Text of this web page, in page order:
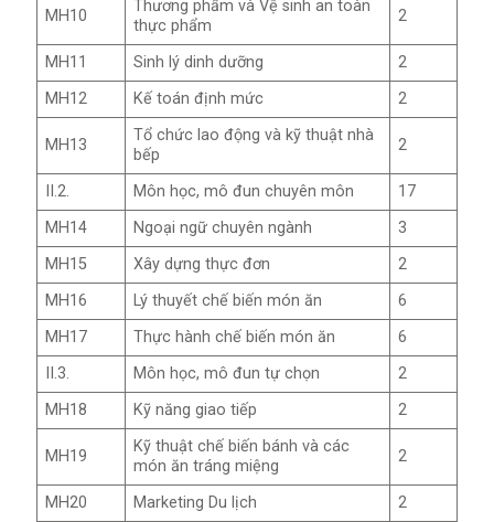
MH10
Thương phẩm và Vệ sinh an toàn
thực phẩm
2
MH11 Sinh lý dinh dưỡng
2
MH12
Kế toán định mức 2
MH13
Tổ chức lao động và kỹ thuật nhà
bếp
2
II.2. Môn học, mô đun chuyên môn
17
MH14
Ngoại ngữ chuyên ngành
3
MH15
Xây dựng thực đơn
2
MH16
Lý thuyết chế biến món ăn
6
MH17
Thực hành chế biến món ăn
6
II.3.
Môn học, mô đun tự chọn
2
MH18
Kỹ năng giao tiếp 2
MH19
Kỹ thuật chế biến bánh và các
món ăn tráng miệng
2
MH20 Marketing Du lịch
2